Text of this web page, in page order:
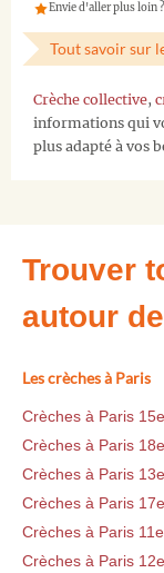
Envie d'aller plus loin ?
Tout savoir sur
Crèche collective,
informations qui
plus adapté à vos
Trouver
autour
Les crèches à Paris
Crèches à Paris
Crèches à Paris
Crèches à Paris
Crèches à Paris
Crèches à Paris
Crèches à Paris